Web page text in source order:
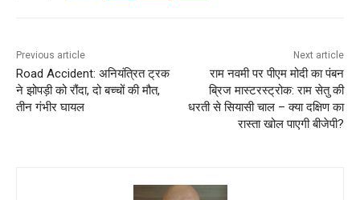
Previous article
Road Accident: अनियंत्रित ट्रक
ने झोपड़ी को रौंदा, दो बच्चों की मौत,
तीन गंभीर घायल
Next article
राम नवमी पर पीएम मोदी का पंबन
ब्रिज मास्टरस्ट्रोक: राम सेतु की
धरती से सियासी चाल – क्या दक्षिण का
रास्ता खोल पाएगी बीजेपी?